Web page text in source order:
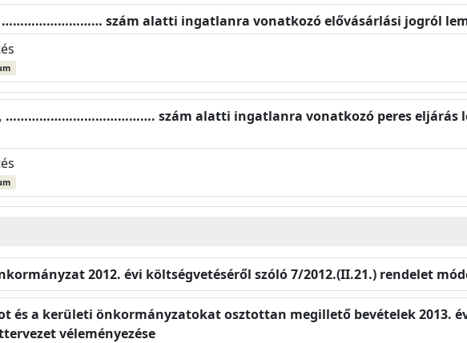
……………………… szám alatti ingatlanra vonatkozó elővásárlási jogról
…………………………………. szám alatti ingatlanra vonatkozó peres eljárás
2012. évi költségvetéséről szóló 7/2012.(II.21.) rendelet
és a kerületi önkormányzatokat osztottan megillető bevételek 2013.
véleményezése